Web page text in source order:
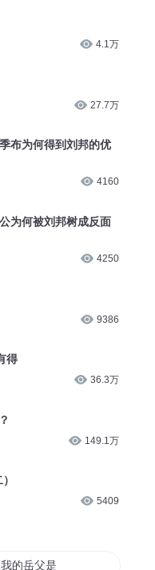
4.1万
27.7万
布为何得到刘邦的优
4160
为何被刘邦树成反面
4250
9386
得
36.3万
149.1万
5409
我的岳父是刘邦